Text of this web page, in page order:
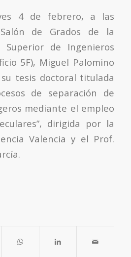
4 de febrero, a las
de Grados de la
Superior de Ingenieros
5F), Miguel Palomino
tesis doctoral titulada
de separación de
mediante el empleo
dirigida por la
Valencia y el Prof.